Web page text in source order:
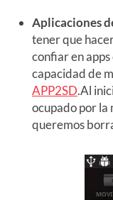
Aplicaciones
tener que
confiar en
capacidad de
APP2SD.Al
ocupado por la
queremos